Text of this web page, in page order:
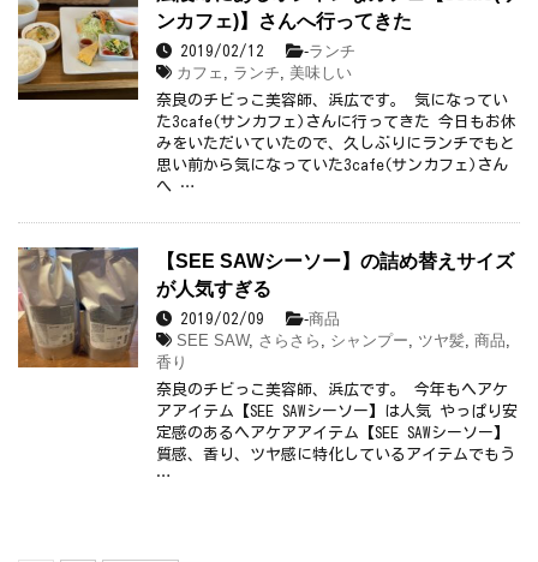
ンカフェ)】さんへ行ってきた
2019/02/12 -ランチ
カフェ
ランチ 美味しい
奈良のチビっこ美容師、浜広です。 気になってい
た3cafe(サンカフェ)さんに行ってきた 今日もお休
みをいただいていたので、久しぶりにランチでもと
思い前から気になっていた3cafe(サンカフェ)さん
へ …
【SEE SAWシーソー】の詰め替えサイズ
が人気すぎる
2019/02/09 -商品
SEE SAW, さらさら シャンプー ツヤ髪 商品
香り
奈良のチビっこ美容師、浜広です。 今年もヘアケ
アアイテム【SEE SAWシーソー】は人気 やっぱり安
定感のあるヘアケアアイテム【SEE SAWシーソー】
質感、香り、ツヤ感に特化しているアイテムでもう
…